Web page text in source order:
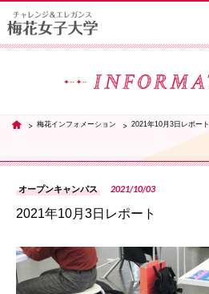
学部・学科・大学院
教員紹介サイト
キャンパスライフ
TOP 梅花インフォメーション 2021年10月3日レポート
オープンキャンパス 2021/10/03
2021年10月3日レポート